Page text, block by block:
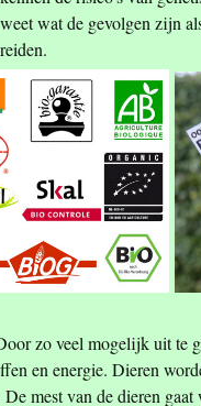
wat de gevolgen zijn
zo veel mogelijk uit te
en energie. Dieren
mest van de dieren